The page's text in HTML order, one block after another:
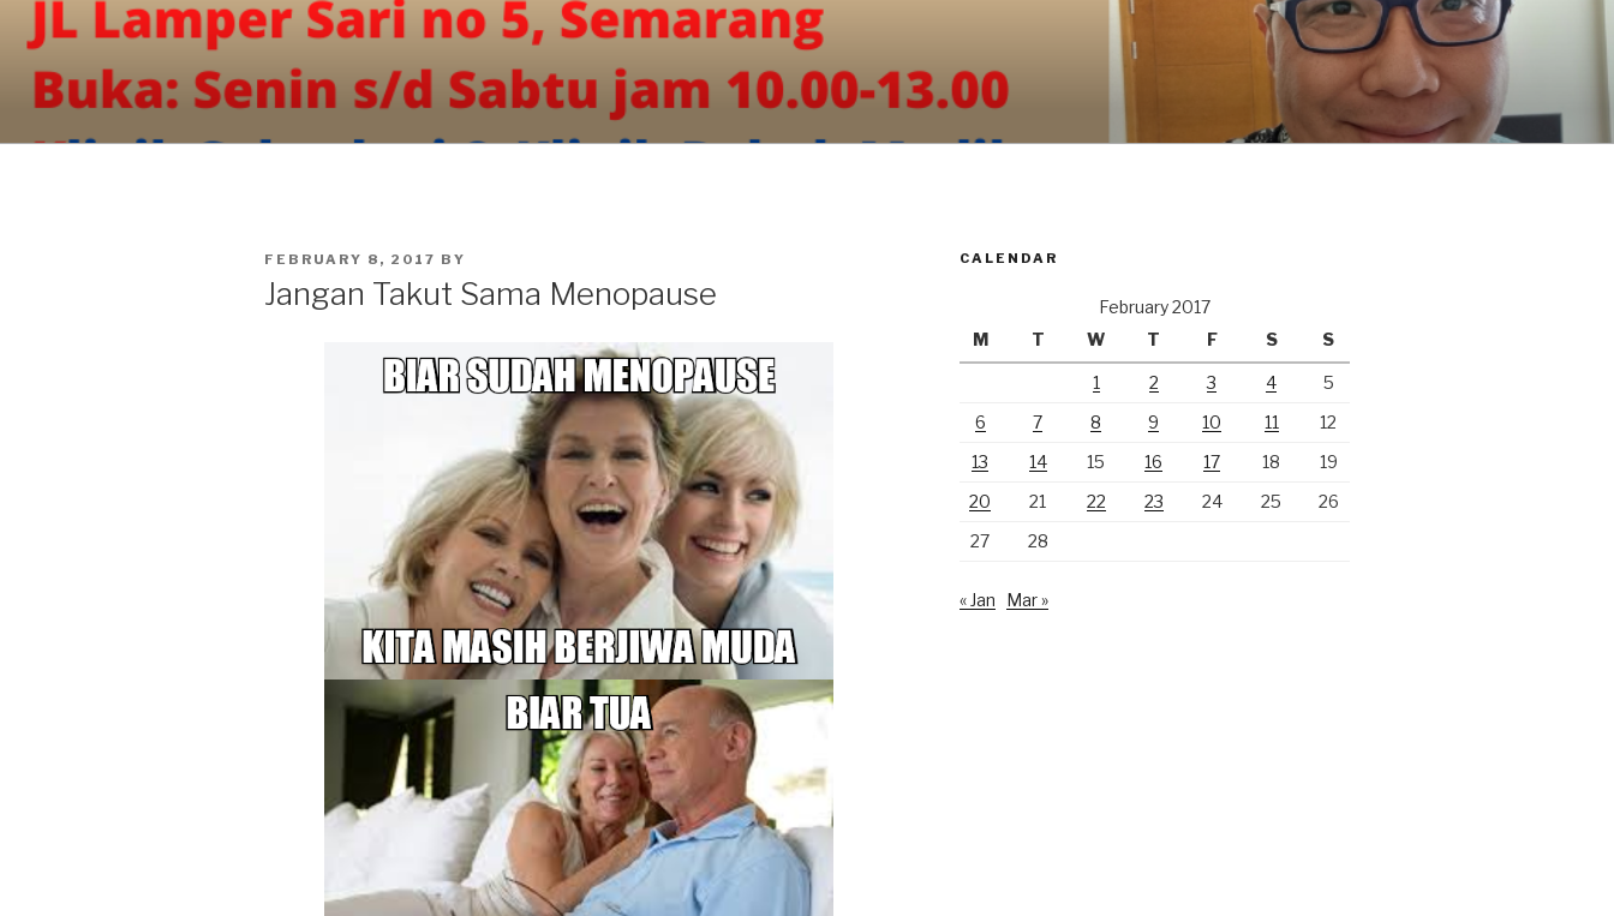
content
POSTED
FEBRUARY 8, 2017 BY
Jangan Takut Sama Menopause
CALENDAR
February 2017
M
T W T F S S
1 2 3 4
5
6
7 8 9 10 11
12
13
14 15 16 17 18
19
20
21 22 23 24 25
26
27
28
« Jan Mar »